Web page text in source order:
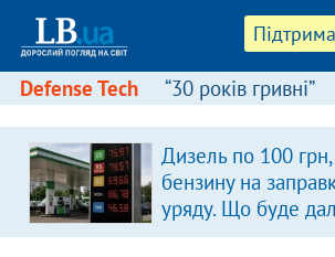
Defense Tech “30 років гривні”
Дизель по 100
бензину на
уряду. Що буде
пальне?